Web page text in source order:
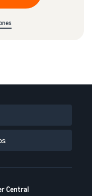
Central